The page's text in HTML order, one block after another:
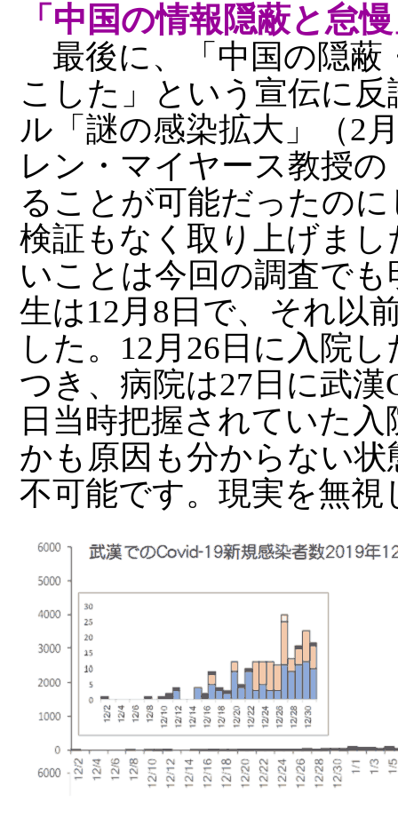
「中国の情報隠蔽と怠
最後に、「中国の隠蔽
こした」という宣伝に
ル「謎の感染拡大」（2
レン・マイヤース教授
ることが可能だったの
検証もなく取り上げま
いことは今回の調査で
生は12月8日で、それ以
した。12月26日に入院
つき、病院は27日に武
日当時把握されていた
かも原因も分からない
不可能です。現実を無